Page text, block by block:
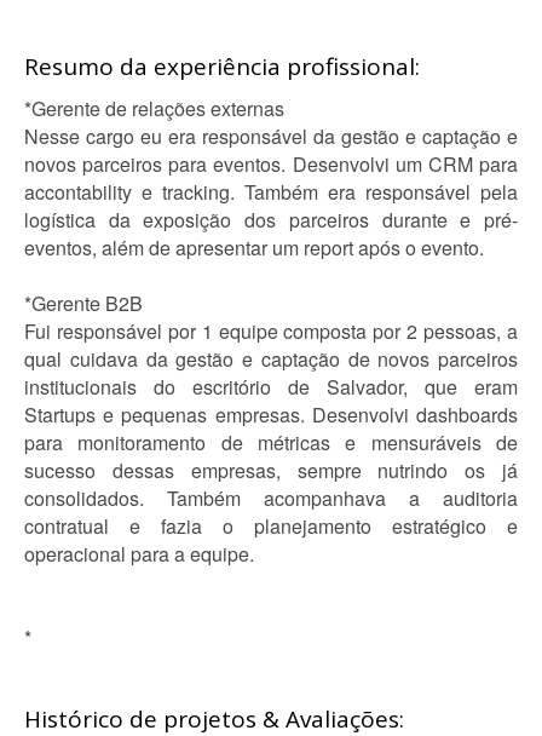
Resumo da experiência profissional:
*Gerente de relações externas
Nesse cargo eu era responsável da gestão e captação e
novos parceiros para eventos. Desenvolvi um CRM para
accontability e tracking. Também era responsável pela
logística da exposição dos parceiros durante e pré-
eventos, além de apresentar um report após o evento.
*Gerente B2B
Fui responsável por 1 equipe composta por 2 pessoas, a
qual cuidava da gestão e captação de novos parceiros
institucionais do escritório de Salvador, que eram
Startups e pequenas empresas. Desenvolvi dashboards
para monitoramento de métricas e mensuráveis de
sucesso dessas empresas, sempre nutrindo os já
consolidados. Também acompanhava a auditoria
contratual e fazia o planejamento estratégico e
operacional para a equipe.
*
Histórico de projetos & Avaliações: